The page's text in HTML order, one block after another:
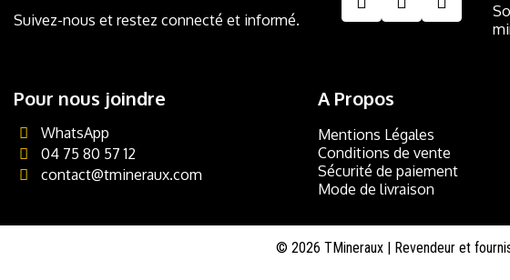
Suivez-nous et restez connecté et informé.
Pour nous joindre
WhatsApp
04 75 80 57 12
contact@tmineraux.com
A Propos
Mentions Légales
Conditions de vente
Sécurité de paiement
Mode de livraison
© 2026 TMineraux | Revendeur et